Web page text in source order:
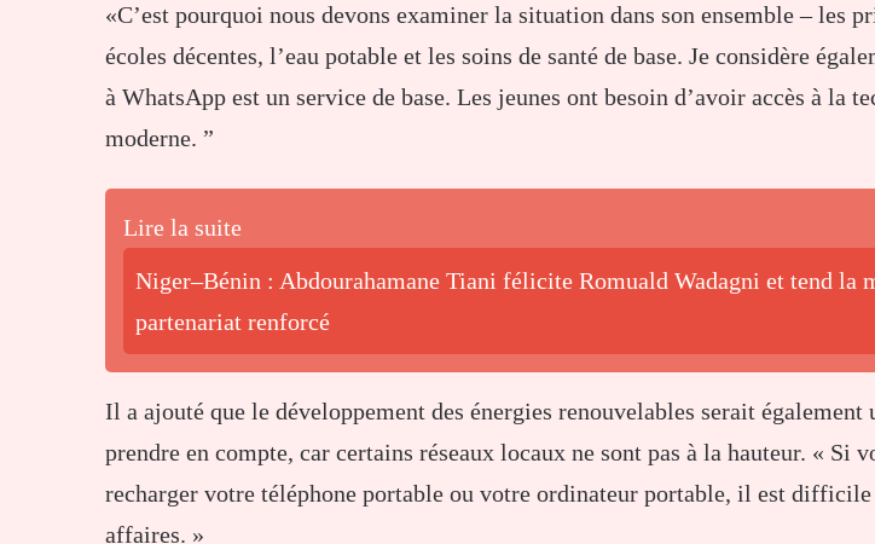
«C’est pourquoi nous devons examiner la situation dans son ensemble – les
écoles décentes, l’eau potable et les soins de santé de base. Je considère
à WhatsApp est un service de base. Les jeunes ont besoin d’avoir accès à la
moderne. ”
Lire la suite
Niger–Bénin : Abdourahamane Tiani félicite Romuald Wadagni et tend la
partenariat renforcé
Il a ajouté que le développement des énergies renouvelables serait également
prendre en compte, car certains réseaux locaux ne sont pas à la hauteur. « Si
recharger votre téléphone portable ou votre ordinateur portable, il est difficile
affaires. »